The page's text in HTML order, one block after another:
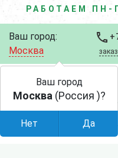
РАБОТАЕМ ПН-
Ваш город:
Москва
Ваш город
Москва (Россия )?
Нет Да